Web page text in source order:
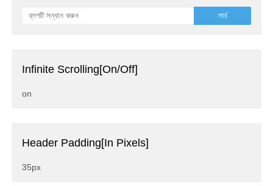
Infinite Scrolling[On/Off]
on
Header Padding[In Pixels]
35px